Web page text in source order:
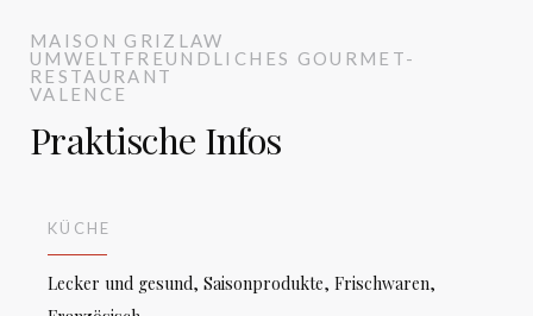
MAISON GRIZLAW
UMWELTFREUNDLICHES GOURMET-
RESTAURANT
VALENCE
Praktische Infos
KÜCHE
Lecker und gesund, Saisonprodukte, Frischwaren,